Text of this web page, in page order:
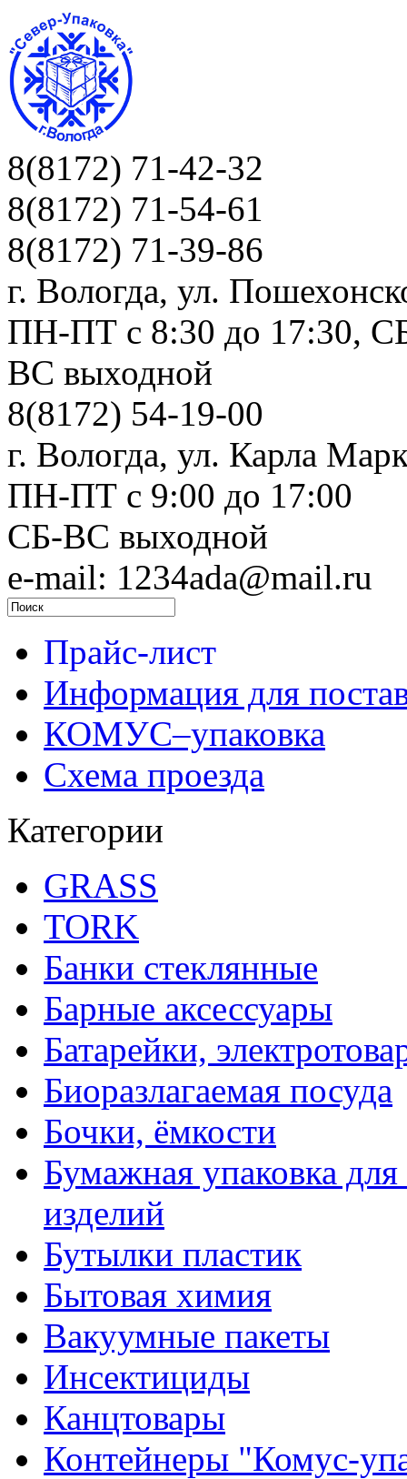
8(8172) 71-42-32
8(8172) 71-54-61
8(8172) 71-39-86
г. Вологда, ул.
ПН-ПТ c 8:30 до 17:30,
ВС выходной
8(8172) 54-19-00
г. Вологда, ул. Карла
ПН-ПТ c 9:00 до 17:00
СБ-ВС выходной
e-mail: 1234ada@mail.ru
Прайс-лист
Информация для
КОМУС–упаковка
Схема проезда
Категории
GRASS
TORK
Банки стеклянные
Барные аксессуары
Батарейки,
Биоразлагаемая посуда
Бочки, ёмкости
Бумажная упаковка
изделий
Бутылки пластик
Бытовая химия
Вакуумные пакеты
Инсектициды
Канцтовары
Контейнеры "Комус-